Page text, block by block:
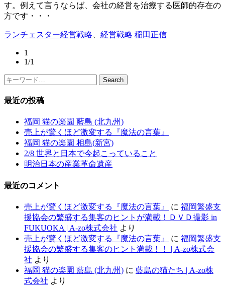
す。例えて言うならば、会社の経営を治療する医師的存在の
方です・・・
ランチェスター経営戦略 経営戦略 稲田正信
1
1/1
Search
最近の投稿
福岡 猫の楽園 藍島 (北九州)
売上が驚くほど激変する『魔法の言葉』
福岡 猫の楽園 相島(新宮)
2/8 世界と日本で今起こっていること
明治日本の産業革命遺産
最近のコメント
売上が驚くほど激変する『魔法の言葉』 に 福岡繁盛支
援協会の繁盛する集客のヒントが満載！ＤＶＤ撮影 in
FUKUOKA | A-zo株式会社 より
売上が驚くほど激変する『魔法の言葉』
に 福岡繁盛支
援協会の繁盛する集客のヒント満載！！ | A-zo株式会
社 より
福岡 猫の楽園 藍島 (北九州) に 藍島の猫たち | A-zo株
式会社 より